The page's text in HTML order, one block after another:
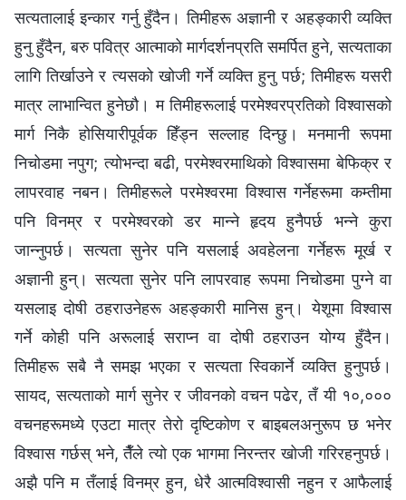
सत्यतालाई इन्कार गर्नु हुँदैन। तिमीहरू अज्ञानी र अहङ्कारी व्यक्ति
हुनु हुँदैन, बरु पवित्र आत्माको मार्गदर्शनप्रति समर्पित हुने, सत्यताका
लागि तिर्खाउने र त्यसको खोजी गर्ने व्यक्ति हुनु पर्छ; तिमीहरू यसरी
मात्र लाभान्वित हुनेछौ। म तिमीहरूलाई परमेश्‍वरप्रतिको विश्‍वासको
मार्ग निकै होसियारीपूर्वक हिँड्न सल्लाह दिन्छु। मनमानी रूपमा
निचोडमा नपुग; त्योभन्दा बढी, परमेश्‍वरमाथिको विश्‍वासमा बेफिक्र र
लापरवाह नबन। तिमीहरूले परमेश्‍वरमा विश्‍वास गर्नेहरूमा कम्तीमा
पनि विनम्र र परमेश्‍वरको डर मान्ने हृदय हुनैपर्छ भन्ने कुरा
जान्‍नुपर्छ। सत्यता सुनेर पनि यसलाई अवहेलना गर्नेहरू मूर्ख र
अज्ञानी हुन्। सत्यता सुनेर पनि लापरवाह रूपमा निचोडमा पुग्‍ने वा
यसलाइ दोषी ठहराउनेहरू अहङ्कारी मानिस हुन्। येशूमा विश्‍वास
गर्ने कोही पनि अरूलाई सराप्न वा दोषी ठहराउन योग्य हुँदैन।
तिमीहरू सबै नै समझ भएका र सत्यता स्विकार्ने व्यक्ति हुनुपर्छ।
सायद, सत्यताको मार्ग सुनेर र जीवनको वचन पढेर, तँ यी १०,०००
वचनहरूमध्ये एउटा मात्र तेरो दृष्टिकोण र बाइबलअनुरूप छ भनेर
विश्वास गर्छस् भने, तैँले त्यो एक भागमा निरन्तर खोजी गरिरहनुपर्छ।
अझै पनि म तँलाई विनम्र हुन, धेरै आत्मविश्‍वासी नहुन र आफैलाई